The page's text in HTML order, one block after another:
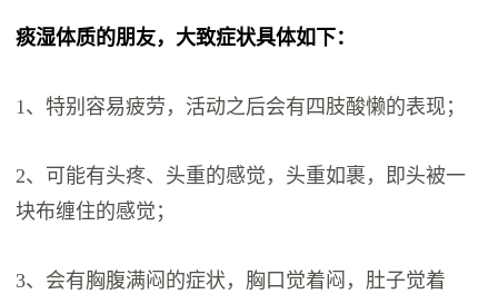
痰湿体质的朋友，大致症状具体如下：
1、特别容易疲劳，活动之后会有四肢酸懒的表现；
2、可能有头疼、头重的感觉，头重如裹，即头被一
块布缠住的感觉；
3、会有胸腹满闷的症状，胸口觉着闷，肚子觉着